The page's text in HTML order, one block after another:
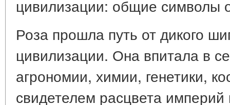
цивилизации: общие символы
Роза прошла путь от дикого
цивилизации. Она впитала в
агрономии, химии, генетики,
свидетелем расцвета